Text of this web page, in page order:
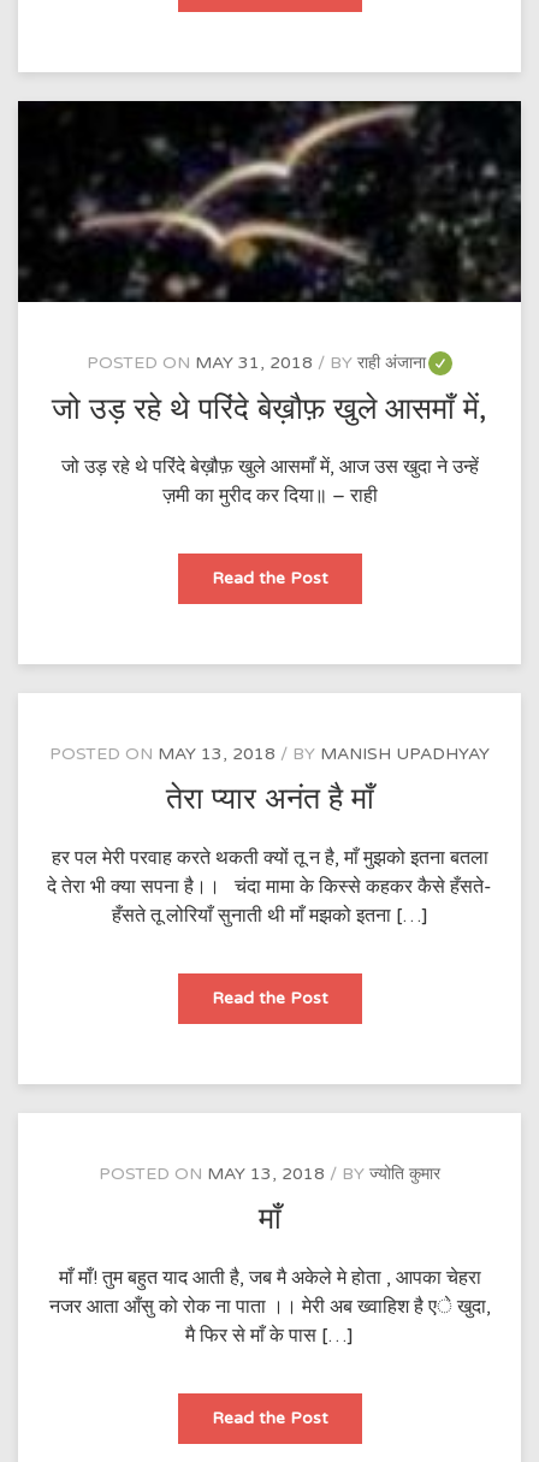
POSTED ON MAY 31, 2018 BY राही अंजाना
जो उड़ रहे थे परिंदे बेख़ौफ़ खुले आसमाँ में,
जो उड़ रहे थे परिंदे बेख़ौफ़ खुले आसमाँ में, आज उस खुदा ने उन्हें
ज़मी का मुरीद कर दिया॥ – राही
Read the Postजो
रहे
बेख़ौफ़
आसमाँ
POSTED ON MAY 13, 2018 BY MANISH UPADHYAY
तेरा प्यार अनंत है माँ
हर पल मेरी परवाह करते थकती क्यों तू न है, माँ मुझको इतना बतला
दे तेरा भी क्या सपना है।। चंदा मामा के किस्से कहकर कैसे हँसते-
हँसते तू लोरियाँ सुनाती थी माँ मझको इतना […]
Read the Postतेरा
अनंत
POSTED ON MAY 13, 2018 BY ज्योति कुमार
माँ
माँ माँ! तुम बहुत याद आती है, जब मै अकेले मे होता , आपका चेहरा
नजर आता आँसु को रोक ना पाता ।। मेरी अब ख्वाहिश है एे खुदा,
मै फिर से माँ के पास […]
Read the Postमाँ